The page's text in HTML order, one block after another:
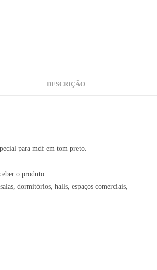
DESCRIÇÃO
para mdf em tom preto.
o produto.
dormitórios, halls, espaços comerciais,